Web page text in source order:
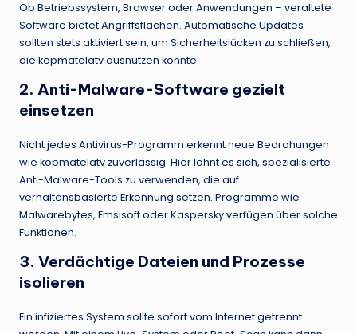
Ob Betriebssystem, Browser oder Anwendungen – veraltete
Software bietet Angriffsflächen. Automatische Updates
sollten stets aktiviert sein, um Sicherheitslücken zu schließen,
die kopmatelatv ausnutzen könnte.
2. Anti-Malware-Software gezielt
einsetzen
Nicht jedes Antivirus-Programm erkennt neue Bedrohungen
wie kopmatelatv zuverlässig. Hier lohnt es sich, spezialisierte
Anti-Malware-Tools zu verwenden, die auf
verhaltensbasierte Erkennung setzen. Programme wie
Malwarebytes, Emsisoft oder Kaspersky verfügen über solche
Funktionen.
3. Verdächtige Dateien und Prozesse
isolieren
Ein infiziertes System sollte sofort vom Internet getrennt